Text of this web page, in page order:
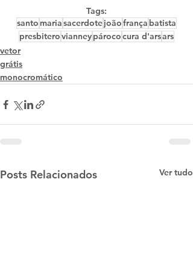
Tags:
santo mariasacerdotejoãofrança batista
presbiterovianneypárococura d'arsars
vetor
grátis
monocromático
Posts Relacionados Ver tudo